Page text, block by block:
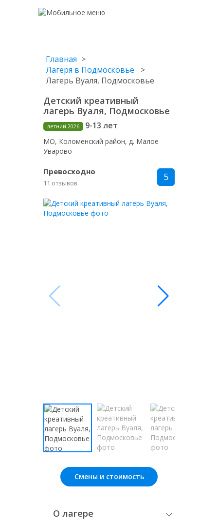
Главная
Лагеря в Подмосковье
Лагерь Вуаля, Подмосковье
Детский креативный
лагерь Вуаля, Подмосковье
летний 2026 9-13 лет
МО, Коломенский район, д. Малое
Уварово
Превосходно
11 отзывов
5
Смены и стоимость
О лагере